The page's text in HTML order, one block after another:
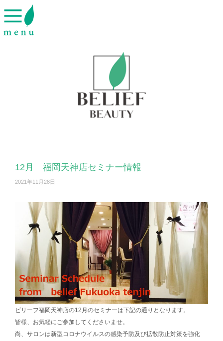
12月 福岡天神店セミナー情報
2021年11月28日
ビリーフ福岡天神店の12月のセミナーは下記の通りとなります。
皆様、お気軽にご参加してくださいませ。
尚、サロンは新型コロナウイルスの感染予防及び拡散防止対策を強化